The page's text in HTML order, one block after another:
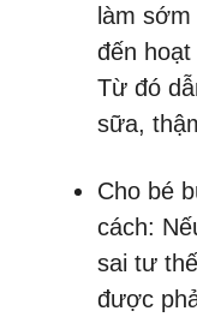
làm
đến
Từ đó
sữa,
Cho bé
cách:
sai tư
được